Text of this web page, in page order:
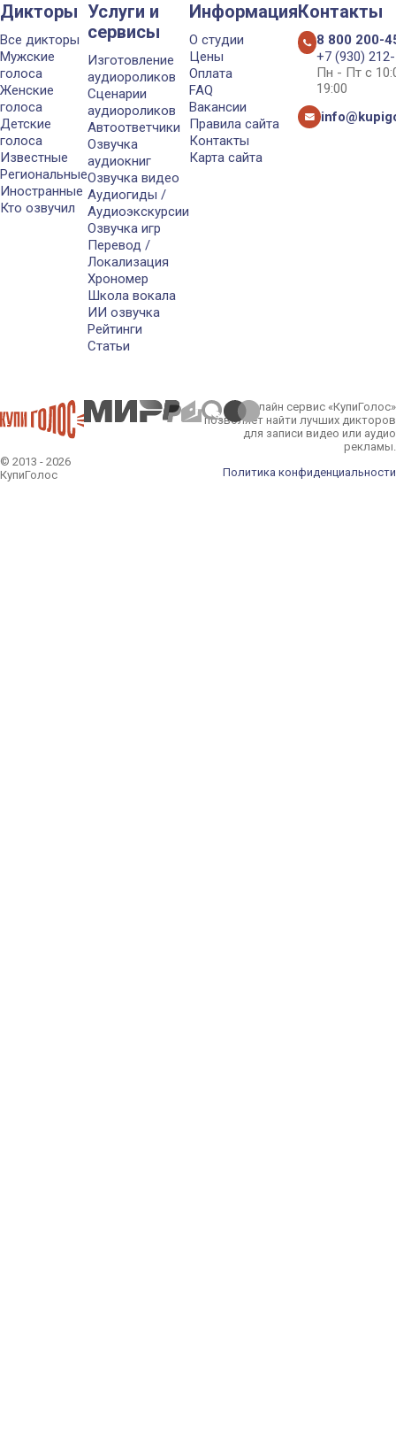
Дикторы
Все дикторы
Мужские
голоса
Женские
голоса
Детские
голоса
Известные
Региональные
Иностранные
Кто озвучил
Услуги и
сервисы
Изготовление
аудиороликов
Сценарии
аудиороликов
Автоответчики
Озвучка
аудиокниг
Озвучка видео
Аудиогиды /
Аудиоэкскурсии
Озвучка игр
Перевод /
Локализация
Хрономер
Школа вокала
ИИ озвучка
Рейтинги
Статьи
Информация
О студии
Цены
Оплата
FAQ
Вакансии
Правила сайта
Контакты
Карта сайта
Контакты
8 800 200-
+7 (930)
Пн - Пт с
19:00
© 2013 - 2026
КупиГолос
Онлайн сервис «КупиГолос»
позволяет найти лучших дикторов
для записи видео или аудио
рекламы.
Политика конфиденциальности